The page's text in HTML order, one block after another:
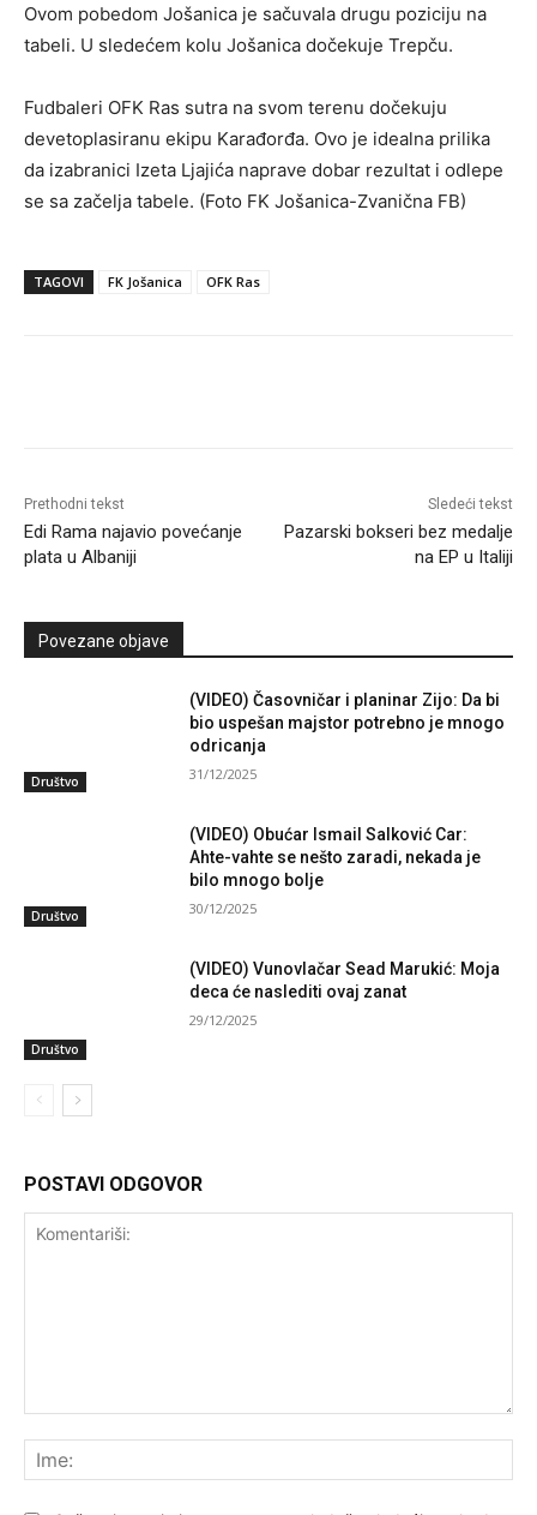
Ovom pobedom Jošanica je sačuvala drugu poziciju na
tabeli. U sledećem kolu Jošanica dočekuje Trepču.
Fudbaleri OFK Ras sutra na svom terenu dočekuju
devetoplasiranu ekipu Karađorđa. Ovo je idealna prilika
da izabranici Izeta Ljajića naprave dobar rezultat i odlepe
se sa začelja tabele. (Foto FK Jošanica-Zvanična FB)
TAGOVI FK Jošanica OFK Ras
Prethodni tekst
Edi Rama najavio povećanje
plata u Albaniji
Sledeći tekst
Pazarski bokseri bez medalje
na EP u Italiji
Povezane objave
Društvo
(VIDEO) Časovničar i planinar Zijo: Da bi
bio uspešan majstor potrebno je mnogo
odricanja
31/12/2025
Društvo
(VIDEO) Obućar Ismail Salković Car:
Ahte-vahte se nešto zaradi, nekada je
bilo mnogo bolje
30/12/2025
Društvo
(VIDEO) Vunovlačar Sead Marukić: Moja
deca će naslediti ovaj zanat
29/12/2025
POSTAVI ODGOVOR